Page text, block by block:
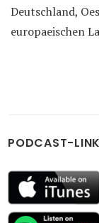
Deutschland,
europaeischen
PODCAST-